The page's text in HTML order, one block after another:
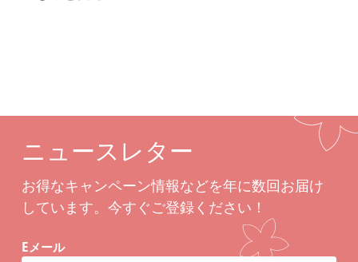
ニュースレター
お得なキャンペーン情報などを年に数回お届け
しています。今すぐご登録ください！
Eメール